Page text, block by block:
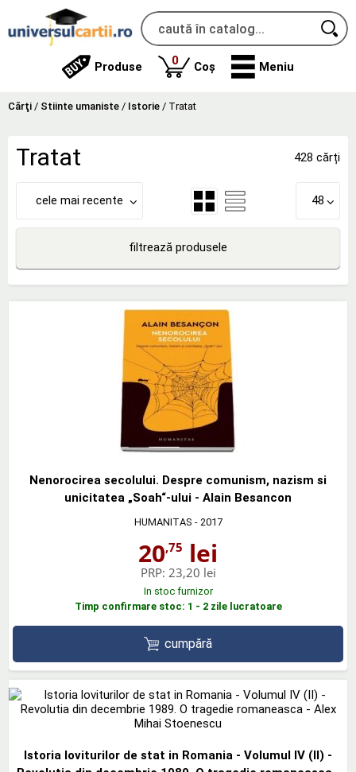
Produse 0produse
Coș Meniu
Cărţi / Stiinte umaniste / Istorie / Tratat
Tratat 428 cărți
cele mai recente 48
filtrează produsele
Nenorocirea secolului. Despre comunism, nazism si
unicitatea „Soah“-ului - Alain Besancon
HUMANITAS - 2017
20,75 lei
PRP: 23,20 lei
In stoc furnizor
Timp confirmare stoc: 1 - 2 zile lucratoare
cumpără
Istoria loviturilor de stat in Romania - Volumul IV (II) -